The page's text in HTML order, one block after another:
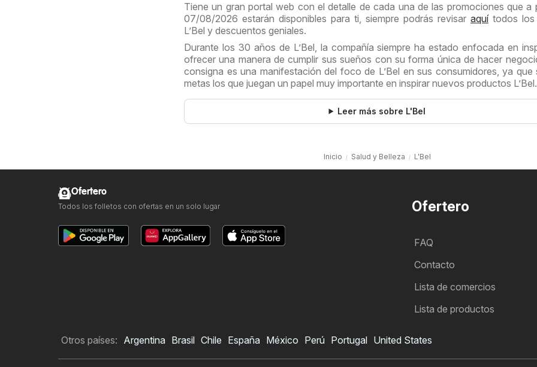
Tiene un gran portal web con el detalle de cada una de las promociones que a
07/08/2026 estarán disponibles para ti, siempre podrás revisar aquítodos los
L’Bel y descuentos geniales.
Durante los 30 años de L’Bel, la compañía siempre ha estado enfocada en
ofrecer una manera de cumplir sus sueños con su forma única de hacer
consigna es una manifestación del foco de L’Bel en sus consumidores, ya que
metas los que juegan un papel muy importante en inspirar nuevos productos L’Bel.
Leer más sobre L'Bel
Folleto de L'Bel
Inicio Salud y Belleza L'Bel
Ofertero
FAQ
Contacto
Lista de comercios
Lista de productos
Ofertero
Todos los folletos con ofertas en un solo lugar
Otros países: Argentina Brasil Chile España México Perú Portugal United States